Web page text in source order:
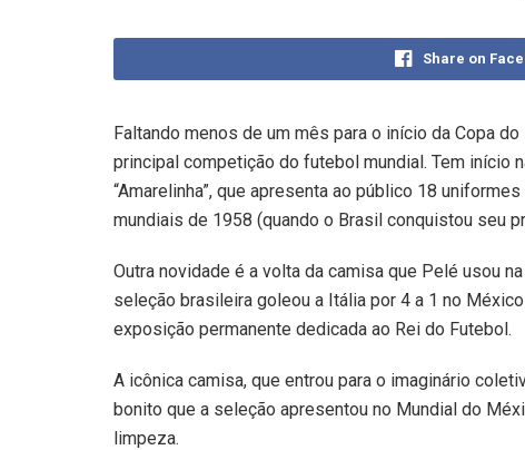
Share on
Faltando menos de um mês para o início da Copa
principal competição do futebol mundial. Tem início
“Amarelinha”, que apresenta ao público 18
mundiais de 1958 (quando o Brasil conquistou seu
Outra novidade é a volta da camisa que Pelé usou
seleção brasileira goleou a Itália por 4 a 1 no
exposição permanente dedicada ao Rei do Futebol.
A icônica camisa, que entrou para o imaginário
bonito que a seleção apresentou no Mundial do
limpeza.